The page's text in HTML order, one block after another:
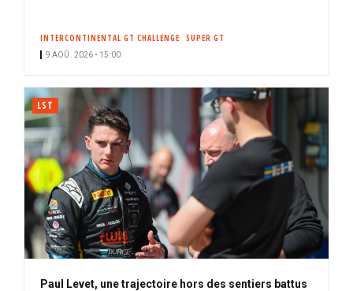
INTERCONTINENTAL GT CHALLENGE SUPER GT
9 AOÛ. 2026 • 15:00
LST
Paul Levet, une trajectoire hors des sentiers battus